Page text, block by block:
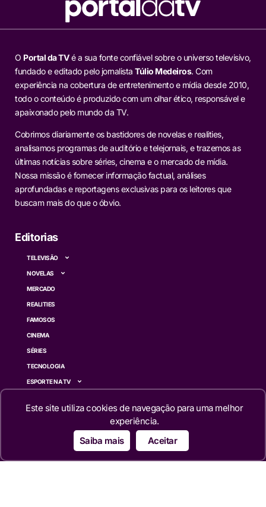
O Portal da TVé a sua fonte confiável sobre o universo televisivo,
fundado e editado pelo jornalista Túlio Medeiros. Com
experiência na cobertura de entretenimento e mídia desde 2010,
todo o conteúdo é produzido com um olhar ético, responsável e
apaixonado pelo mundo da TV.
Cobrimos diariamente os bastidores de novelas e realities,
analisamos programas de auditório e telejornais, e trazemos as
últimas notícias sobre séries, cinema e o mercado de mídia.
Nossa missão é fornecer informação factual, análises
aprofundadas e reportagens exclusivas para os leitores que
buscam mais do que o óbvio.
Editorias
TELEVISÃO
NOVELAS
MERCADO
REALITIES
FAMOSOS
CINEMA
SÉRIES
TECNOLOGIA
ESPORTE NA TV
TERMOS DE USO
Este site utiliza cookies de navegação para uma melhor
experiência.
Saiba mais
Aceitar